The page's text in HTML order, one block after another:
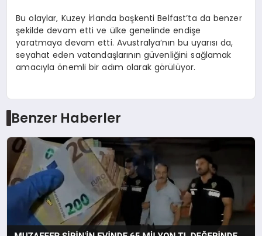
Bu olaylar, Kuzey İrlanda başkenti Belfast’ta da benzer
şekilde devam etti ve ülke genelinde endişe
yaratmaya devam etti. Avustralya’nın bu uyarısı da,
seyahat eden vatandaşlarının güvenliğini sağlamak
amacıyla önemli bir adım olarak görülüyor.
Benzer Haberler